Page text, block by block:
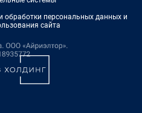
обработки персональных данных и
сайта